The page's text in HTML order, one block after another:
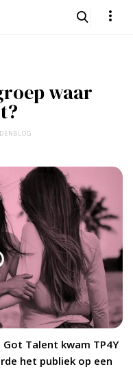
waar
Talent kwam TP4Y
het publiek op een